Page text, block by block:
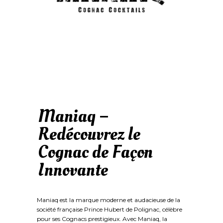
Maniaq –
Redécouvrez le
Cognac de Façon
Innovante
Maniaq est la marque moderne et audacieuse de la
société française Prince Hubert de Polignac, célèbre
pour ses Cognacs prestigieux. Avec Maniaq, la